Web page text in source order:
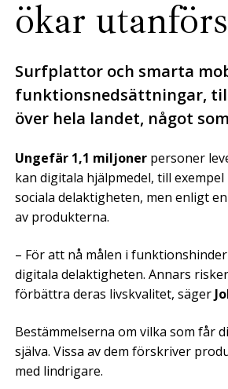
ökar
Surfplattor och smarta
funktionsnedsättningar,
över hela landet, något
Ungefär 1,1 miljoner personer
kan digitala hjälpmedel, till
sociala delaktigheten, men enligt
av produkterna.
– För att nå målen i
digitala delaktigheten. Annars
förbättra deras livskvalitet, säger
Bestämmelserna om vilka som får
själva. Vissa av dem förskriver
med lindrigare.